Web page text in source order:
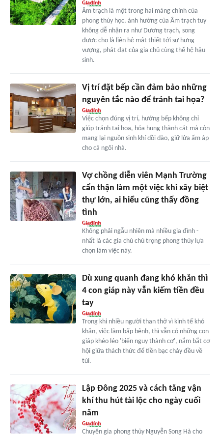
Âm trạch là một trong hai mảng chính của
phong thủy học, ảnh hưởng của Âm trạch tuy
không dễ nhận ra như Dương trạch, song
được cho là liên hệ mật thiết tới sự hưng
vượng, phát đạt của gia chủ cùng thế hệ hậu
sinh.
Vị trí đặt bếp cần đảm bảo những
nguyên tắc nào để tránh tai họa?
Việc chọn đúng vị trí, hướng bếp không chỉ
giúp tránh tai họa, hóa hung thành cát mà còn
mang lại nguồn sinh khí dồi dào, giữ lửa ấm áp
cho cả ngôi nhà.
Vợ chồng diễn viên Mạnh Trường
cẩn thận làm một việc khi xây biệt
thự lớn, ai hiểu cũng thấy đồng
tình
Không phải ngẫu nhiên mà nhiều gia đình -
nhất là các gia chủ chú trọng phong thủy lựa
chọn làm việc này.
Dù xung quanh đang khó khăn thì
4 con giáp này vẫn kiếm tiền đều
tay
Trong khi nhiều người than thở vì kinh tế khó
khăn, việc làm bấp bênh, thì vẫn có những con
giáp khéo léo 'biến nguy thành cơ', nắm bắt cơ
hội giữa thách thức để tiền bạc chảy đều về
túi.
Lập Đông 2025 và cách tăng vận
khí thu hút tài lộc cho ngày cuối
năm
Chuyên gia phong thủy Nguyễn Song Hà cho